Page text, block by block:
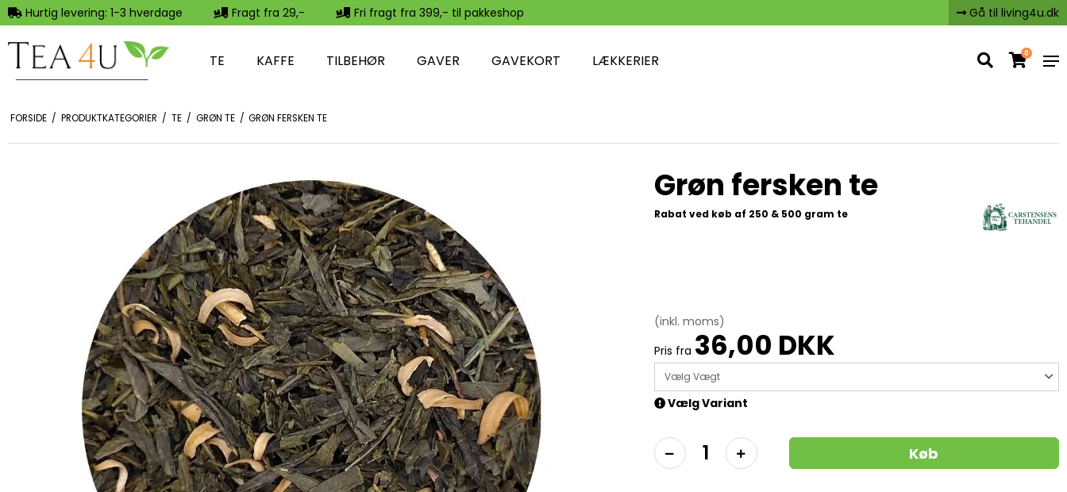
Hurtig levering: 1-3 hverdage Fragt fra 29,- Fri fragt fra 399,- til pakkeshop Gå til living4u.dk
TE KAFFE TILBEHØR GAVER GAVEKORT LÆKKERIER 0
FORSIDE / PRODUKTKATEGORIER / TE / GRØN TE / GRØN FERSKEN TE
Grøn fersken te
Rabat ved køb af 250 & 500 gram te
(inkl. moms)
Pris fra 36,00 DKK
Vælg Vægt
Vælg Variant
Køb